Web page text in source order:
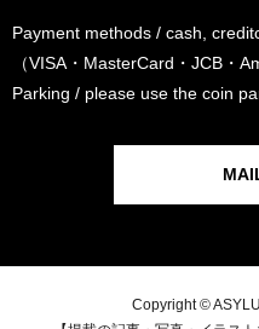
Payment methods / cash,
（VISA・MasterCard・JCB・
Parking / please use the coin
Copyright ©